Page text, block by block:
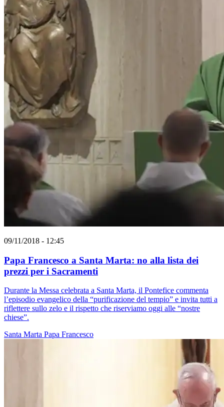
09/11/2018 - 12:45
Papa Francesco a Santa Marta: no alla lista dei
prezzi per i Sacramenti
Durante la Messa celebrata a Santa Marta, il Pontefice commenta
l’episodio evangelico della “purificazione del tempio” e invita tutti a
riflettere sullo zelo e il rispetto che riserviamo oggi alle “nostre
chiese”.
Santa Marta Papa Francesco